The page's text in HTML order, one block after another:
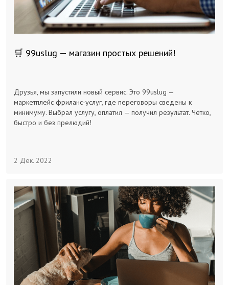
🛒 99uslug — магазин простых решений!
Друзья, мы запустили новый сервис. Это 99uslug —
маркетплейс фриланс-услуг, где переговоры сведены к
минимуму. Выбрал услугу, оплатил — получил результат. Чётко,
быстро и без прелюдий!
2 Дек. 2022